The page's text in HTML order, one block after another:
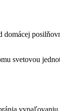
domácej
svetovou